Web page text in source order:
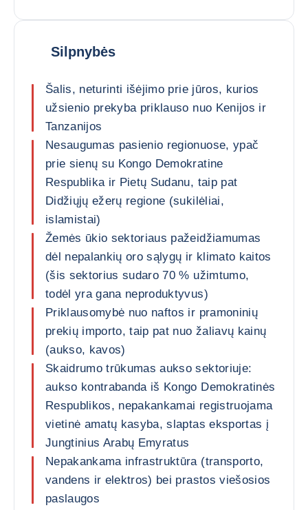
Silpnybės
Šalis, neturinti išėjimo prie jūros, kurios
užsienio prekyba priklauso nuo Kenijos ir
Tanzanijos
Nesaugumas pasienio regionuose, ypač
prie sienų su Kongo Demokratine
Respublika ir Pietų Sudanu, taip pat
Didžiųjų ežerų regione (sukilėliai,
islamistai)
Žemės ūkio sektoriaus pažeidžiamumas
dėl nepalankių oro sąlygų ir klimato kaitos
(šis sektorius sudaro 70 % užimtumo,
todėl yra gana neproduktyvus)
Priklausomybė nuo naftos ir pramoninių
prekių importo, taip pat nuo žaliavų kainų
(aukso, kavos)
Skaidrumo trūkumas aukso sektoriuje:
aukso kontrabanda iš Kongo Demokratinės
Respublikos, nepakankamai registruojama
vietinė amatų kasyba, slaptas eksportas į
Jungtinius Arabų Emyratus
Nepakankama infrastruktūra (transporto,
vandens ir elektros) bei prastos viešosios
paslaugos